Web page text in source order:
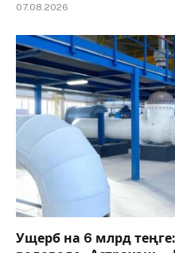
07.08.2026
Ущерб на 6 млрд